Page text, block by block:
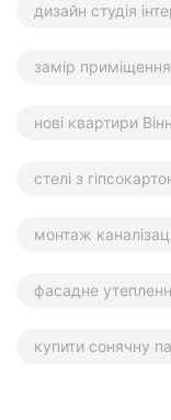
дизайн студія
замір
нові квартири
стелі з
монтаж
фасадне
купити сонячну